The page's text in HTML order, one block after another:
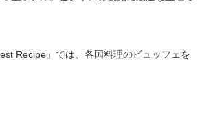
Recipe」では、各国料理のビュッフェを